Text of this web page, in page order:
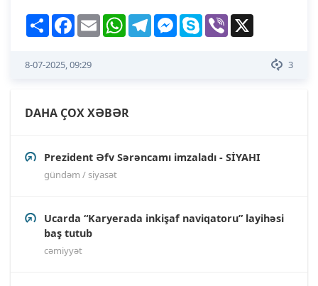
Share Facebook
Email WhatsAppTelegramMessenger
Skype Viber
3
8-07-2025, 09:29
DAHA ÇOX XƏBƏR
Prezident Əfv Sərəncamı imzaladı - SİYAHI
gündəm / siyasət
Ucarda “Karyerada inkişaf naviqatoru” layihəsi
baş tutub
cəmiyyət